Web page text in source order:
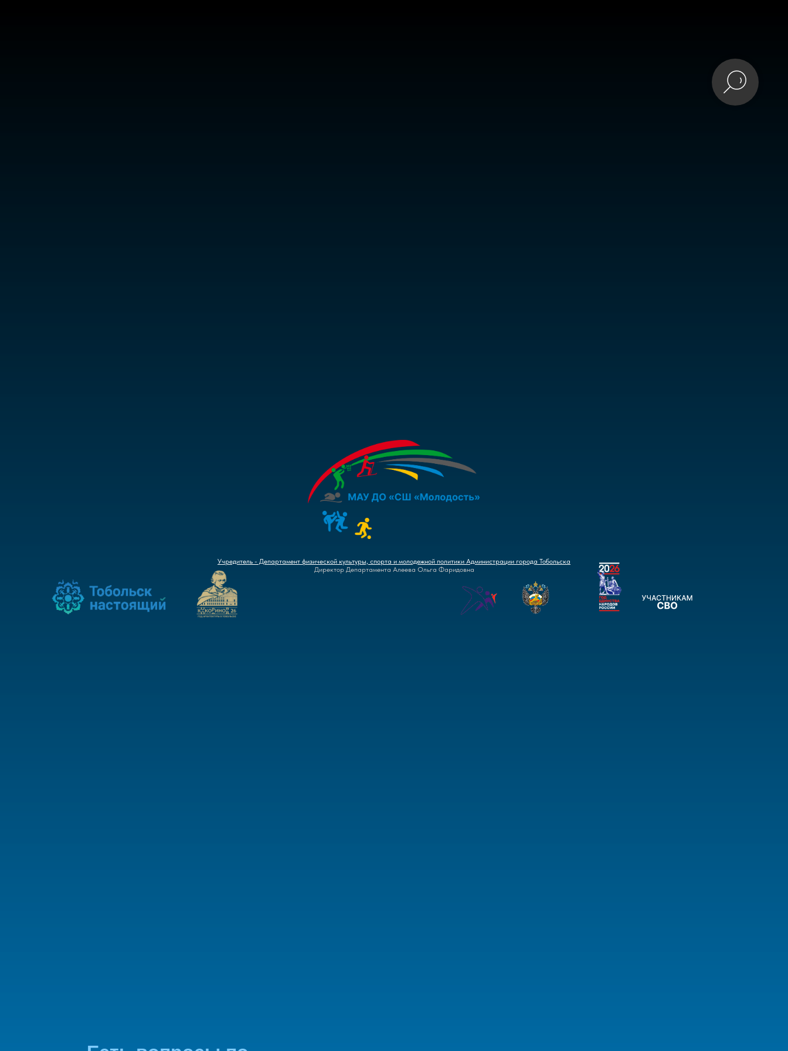
Учредитель - Департамент физической культуры, спорта и молодежной политики Администрации города Тобольска
Директор Департамента Алеева Ольга Фаридовна